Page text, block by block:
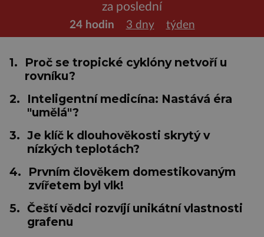
za poslední
24 hodin 3 dny týden
1.
Proč se tropické cyklóny netvoří u
rovníku?
2.
Inteligentní medicína: Nastává éra
"umělá"?
3. Je klíč k dlouhověkosti skrytý v
nízkých teplotách?
4.
Prvním člověkem domestikovaným
zvířetem byl vlk!
5. Čeští vědci rozvíjí unikátní vlastnosti
grafenu